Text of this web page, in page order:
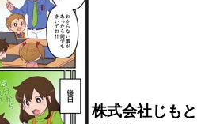
株式会社じも